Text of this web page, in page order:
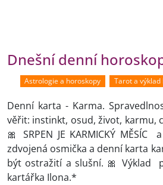
Dnešní denní
Astrologie a horoskopy Tarot a výklad
Denní karta - Karma.
věřit: instinkt, osud, život, karmu,
🎀 SRPEN JE KARMICKÝ
zdvojená osmička a denní karta
být ostražití a slušní. 🎀 Výklad
kartářka Ilona.*